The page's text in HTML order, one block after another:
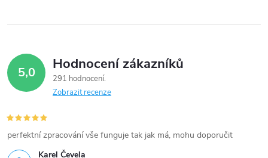
l
d
a
c
í
5,0 Hodnocení zákazníků
291 hodnocení
Zobrazit recenze
Karel Čevela
perfektní zpracování vše funguje tak jak má, mohu doporučit